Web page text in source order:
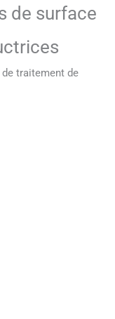
de surface
traitement de